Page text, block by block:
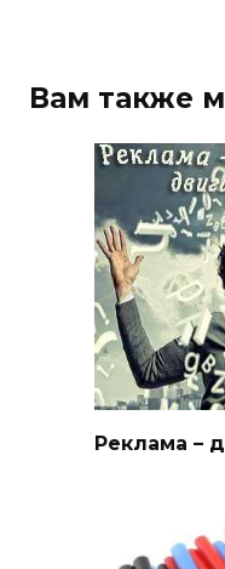
Вам также
Реклама –